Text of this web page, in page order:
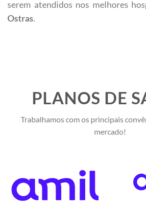
serem atendidos nos melhores
Ostras.
PLANOS DE
Trabalhamos com os principais
mercado!